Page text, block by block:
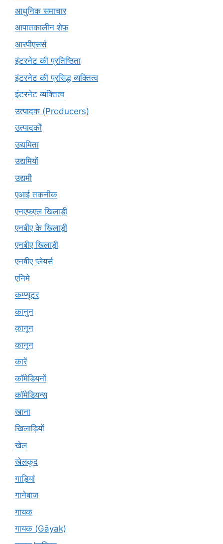
आधुनिक समाचार
आपातकालीन शेफ़
आरपीएसर्स
इंटरनेट की प्रतिष्ठिता
इंटरनेट की प्रसिद्ध व्यक्तित्व
इंटरनेट व्यक्तित्व
उत्पादक (Producers)
उत्पादकों
उद्यमिता
उद्यमियों
उद्यमी
एआई तकनीक
एनएफएल खिलाड़ी
एनबीए के खिलाड़ी
एनबीए खिलाड़ी
एनबीए प्लेयर्स
एनिमे
कम्प्यूटर
कानुन
क़ानून
कानून
कारें
कॉमेडियनों
कॉमेडियन्स
खाना
खिलाड़ियों
खेल
खेलकूद
गाड़ियां
गानेबाज
गायक
गायक (Gāyak)